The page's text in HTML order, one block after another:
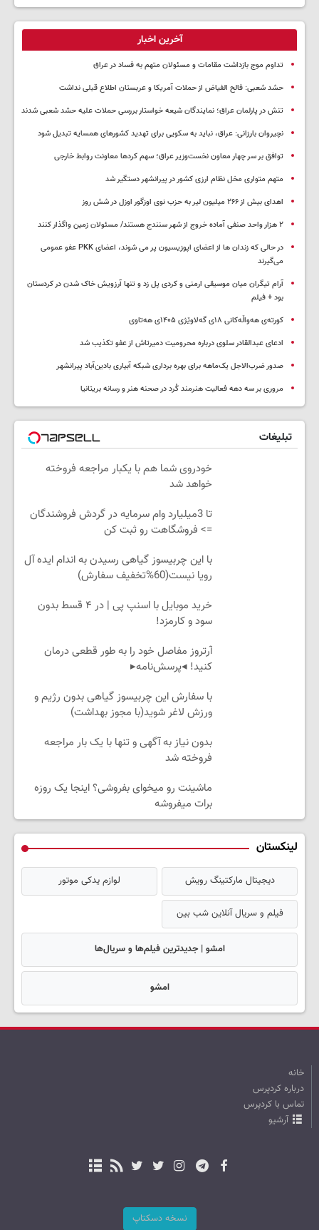
آخرین اخبار
تداوم موج بازداشت مقامات و مسئولان متهم به فساد در عراق
حشد شعبی: فالح الفیاض از حملات آمریکا و عربستان اطلاع قبلی نداشت
تنش در پارلمان عراق؛ نمایندگان شیعه خواستار بررسی حملات علیه حشد شعبی شدند
نچیروان بارزانی: عراق، نباید به سکویی برای تهدید کشورهای همسایه تبدیل شود
توافق بر سر چهار معاون نخست‌وزیر عراق؛ سهم کردها معاونت روابط خارجی
متهم متواری مخل نظام ارزی کشور در پیرانشهر دستگیر شد
اهدای بیش از ۲۶۶ میلیون لیر به حزب نوی اوزگور اوزل در شش روز
۲ هزار واحد صنفی آماده خروج از شهر سنندج هستند/ مسئولان زمین واگذار کنند
در حالی که زندان ها از اعضای اپوزیسیون پر می شوند، اعضای PKK عفو عمومی
می‌گیرند
آرام تیگران میان موسیقی ارمنی و کردی پل زد و تنها آرزویش خاک شدن در کردستان
بود + فیلم
کورتەی هەواڵەکانی ۱۸ی گەلاوێژی ۱۴۰۵ی هەتاوی
ادعای عبدالقادر سلوی درباره محرومیت دمیرتاش از عفو تکذیب شد
صدور ضرب‌الاجل یک‌ماهه برای بهره برداری شبکه آبیاری بادین‌آباد پیرانشهر
مروری بر سه دهه فعالیت هنرمند کُرد در صحنه هنر و رسانه بریتانیا
تبلیغات
خودروی شما هم با یکبار مراجعه فروخته
خواهد شد
تا 3میلیارد وام سرمایه در گردش فروشندگان
=> فروشگاهت رو ثبت کن
با این چربیسوز گیاهی رسیدن به اندام ایده آل
رویا نیست(60%تخفیف سفارش)
خرید موبایل با اسنپ پی | در ۴ قسط بدون
سود و کارمزد!
آرتروز مفاصل خود را به طور قطعی درمان
کنید! ◂پرسش‌نامه▸
با سفارش این چربیسوز گیاهی بدون رژیم و
ورزش لاغر شوید(با مجوز بهداشت)
بدون نیاز به آگهی و تنها با یک بار مراجعه
فروخته شد
ماشینت رو میخوای بفروشی؟ اینجا یک روزه
برات میفروشه
لینکستان
دیجیتال مارکتینگ رویش لوازم یدکی موتور
فیلم و سریال آنلاین شب بین
امشو | جدیدترین فیلم‌ها و سریال‌ها
امشو
خانه
درباره کردپرس
تماس با کردپرس
آرشیو
نسخه دسکتاپ